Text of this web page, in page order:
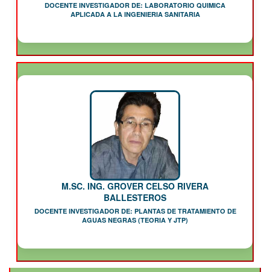
DOCENTE INVESTIGADOR DE: LABORATORIO QUIMICA
APLICADA A LA INGENIERIA SANITARIA
M.SC. ING. GROVER CELSO RIVERA
BALLESTEROS
DOCENTE INVESTIGADOR DE: PLANTAS DE TRATAMIENTO DE
AGUAS NEGRAS (TEORIA Y JTP)